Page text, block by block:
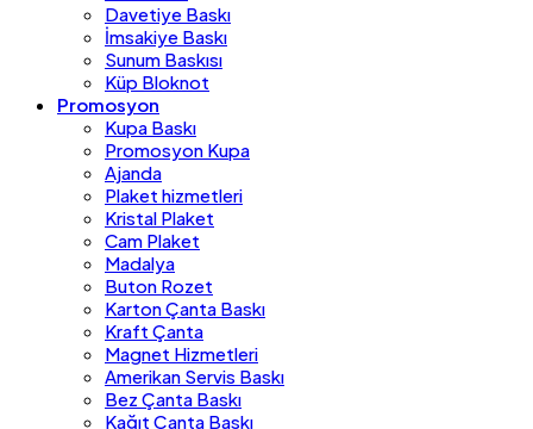
Davetiye Baskı
İmsakiye Baskı
Sunum Baskısı
Küp Bloknot
Promosyon
Kupa Baskı
Promosyon Kupa
Ajanda
Plaket hizmetleri
Kristal Plaket
Cam Plaket
Madalya
Buton Rozet
Karton Çanta Baskı
Kraft Çanta
Magnet Hizmetleri
Amerikan Servis Baskı
Bez Çanta Baskı
Kağıt Çanta Baskı